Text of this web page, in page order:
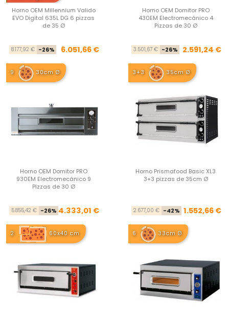
Horno OEM Millennium Valido
EVO Digital 635L DG 6 pizzas
de 35 Ø
Precio base
8.177,92 € -26% Precio
6.051,66 €
Horno OEM Domitor PRO
430EM Electromecánico 4
Pizzas de 30 Ø
3.501,67 € -26% 2.591,24 €
9 30cm Ø
Horno OEM Domitor PRO
930EM Electromecánico 9
Pizzas de 30 Ø
Precio base
5.855,42 € -26% Precio
4.333,01 €
3+3 35cm Ø
Horno Prismafood Basic XL3
3+3 pizzas de 35cm Ø
2.677,00 € -42% 1.552,66 €
2 60x40 cm 6 33cm Ø